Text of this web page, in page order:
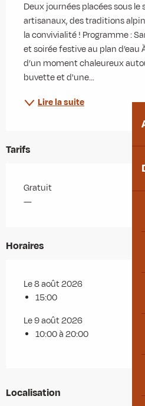
Deux journées placées sous
artisanaux, des traditions
la convivialité ! Programme :
et soirée festive au plan
d’un moment chaleureux
buvette et d'une...
Lire la suite
Tarifs
Gratuit
—
Horaires
Le 8 août 2026
15:00
Le 9 août 2026
10:00 à 20:00
Localisation